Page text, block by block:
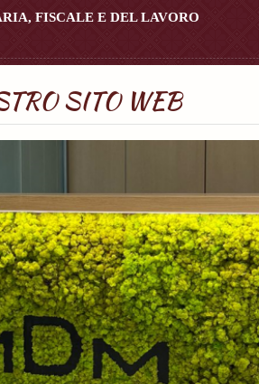
FISCALE E DEL LAVORO
SITO WEB